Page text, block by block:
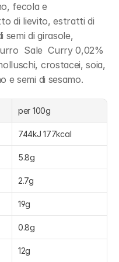
fecola e
di lievito, estratti di
di girasole,
Sale  Curry 0,02%
crostacei, soia,
e semi di sesamo.
per 100g
744kJ 177kcal
5.8g
2.7g
19g
0.8g
12g